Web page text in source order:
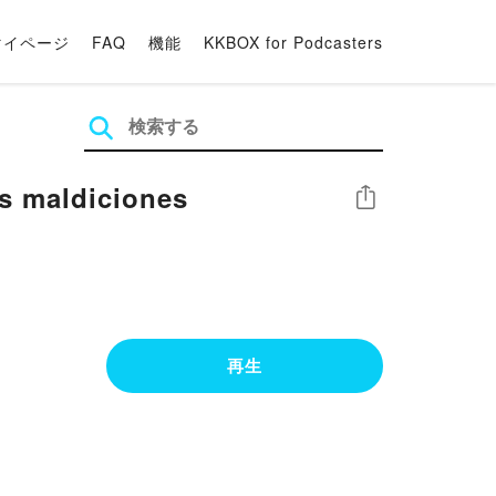
ページ FAQ 機能 KKBOX for Podcasters
maldiciones シェア
再生